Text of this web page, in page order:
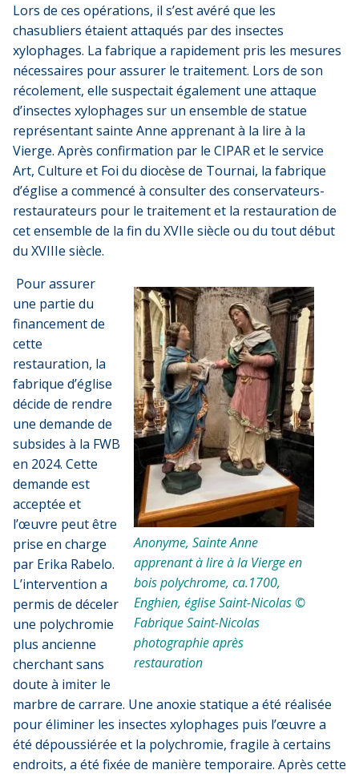
Lors de ces opérations, il s’est avéré que les
chasubliers étaient attaqués par des insectes
xylophages. La fabrique a rapidement pris les mesures
nécessaires pour assurer le traitement. Lors de son
récolement, elle suspectait également une attaque
d’insectes xylophages sur un ensemble de statue
représentant sainte Anne apprenant à la lire à la
Vierge. Après confirmation par le CIPAR et le service
Art, Culture et Foi du diocèse de Tournai, la fabrique
d’église a commencé à consulter des conservateurs-
restaurateurs pour le traitement et la restauration de
cet ensemble de la fin du XVIIe siècle ou du tout début
du XVIIIe siècle.
Anonyme, Sainte Anne
apprenant à lire à la Vierge en
bois polychrome, ca.1700,
Enghien, église Saint-Nicolas ©
Fabrique Saint-Nicolas
photographie après
restauration
Pour assurer
une partie du
financement de
cette
restauration, la
fabrique d’église
décide de rendre
une demande de
subsides à la FWB
en 2024. Cette
demande est
acceptée et
l’œuvre peut être
prise en charge
par Erika Rabelo.
L’intervention a
permis de déceler
une polychromie
plus ancienne
cherchant sans
doute à imiter le
marbre de carrare. Une anoxie statique a été réalisée
pour éliminer les insectes xylophages puis l’œuvre a
été dépoussiérée et la polychromie, fragile à certains
endroits, a été fixée de manière temporaire. Après cette